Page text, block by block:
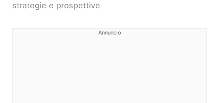
strategie e prospettive
Annuncio